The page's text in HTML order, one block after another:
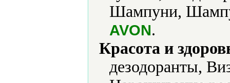
Шампуни,
AVON.
Красота и
дезодоранты,